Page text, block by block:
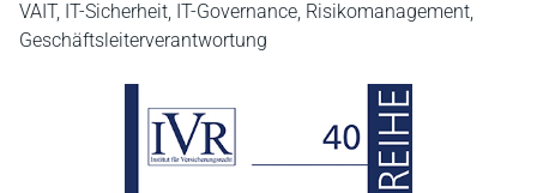
VAIT, IT-Sicherheit, IT-Governance, Risikomanagement,
Geschäftsleiterverantwortung